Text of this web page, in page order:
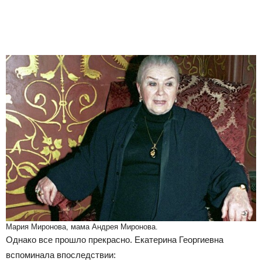
Мария Миронова, мама Андрея Миронова.
Однако все прошло прекрасно. Екатерина Георгиевна
вспоминала впоследствии: